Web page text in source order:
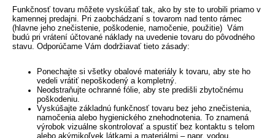
Funkčnosť tovaru môžete vyskúšať tak, ako by ste to urobili priamo v
kamennej predajni. Pri zaobchádzaní s tovarom nad tento rámec
(hlavne jeho znečistenie, poškodenie, namočenie, použitie) Vám
budú pri vrátení účtované náklady na uvedenie tovaru do pôvodného
stavu. Odporúčame Vám dodržiavať tieto zásady:
Ponechajte si všetky obalové materiály k tovaru, aby ste ho
vedeli vrátiť nepoškodený a kompletný.
Neodstraňujte ochranné fólie, aby ste predišli zbytočnému
poškodeniu.
Vyskúšajte základnú funkčnosť tovaru bez jeho znečistenia,
namočenia alebo hygienického znehodnotenia. To znamená
výrobok vizuálne skontrolovať a spustiť bez kontaktu s telom
alebo akýmikoľvek látkami a materiálmi – napr. vodou,